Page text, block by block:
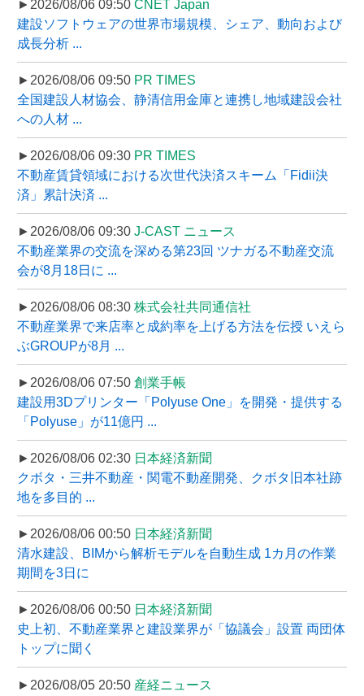
►2026/08/06 09:50 CNET Japan
建設ソフトウェアの世界市場規模、シェア、動向および
成長分析 ...
►2026/08/06 09:50 PR TIMES
全国建設人材協会、静清信用金庫と連携し地域建設会社
への人材 ...
►2026/08/06 09:30 PR TIMES
不動産賃貸領域における次世代決済スキーム「Fidii決
済」累計決済 ...
►2026/08/06 09:30 J-CAST ニュース
不動産業界の交流を深める第23回 ツナガる不動産交流
会が8月18日に ...
►2026/08/06 08:30 株式会社共同通信社
不動産業界で来店率と成約率を上げる方法を伝授 いえら
ぶGROUPが8月 ...
►2026/08/06 07:50 創業手帳
建設用3Dプリンター「Polyuse One」を開発・提供する
「Polyuse」が11億円 ...
►2026/08/06 02:30 日本経済新聞
クボタ・三井不動産・関電不動産開発、クボタ旧本社跡
地を多目的 ...
►2026/08/06 00:50 日本経済新聞
清水建設、BIMから解析モデルを自動生成 1カ月の作業
期間を3日に
►2026/08/06 00:50 日本経済新聞
史上初、不動産業界と建設業界が「協議会」設置 両団体
トップに聞く
►2026/08/05 20:50 産経ニュース